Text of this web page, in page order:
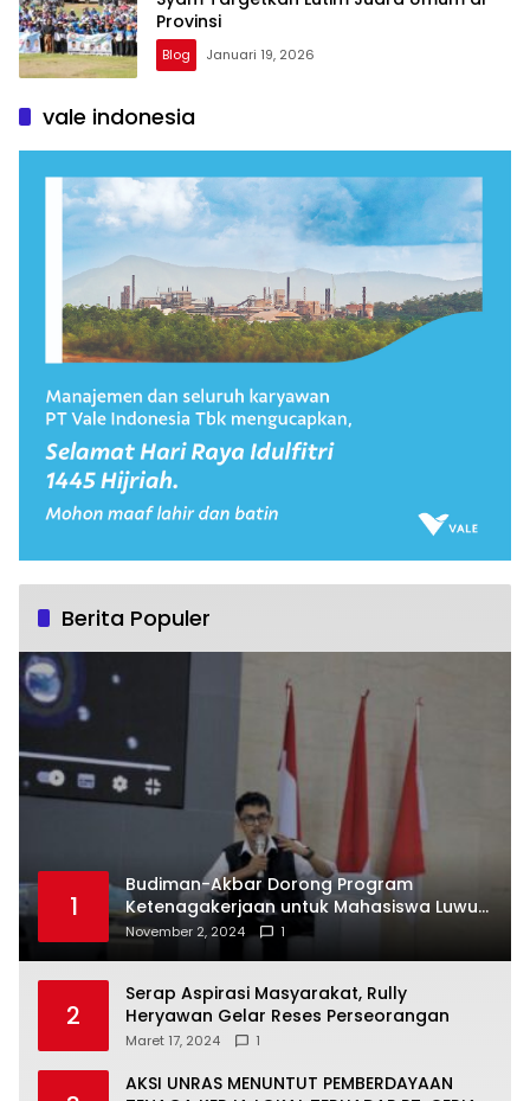
Provinsi
Blog Januari 19, 2026
vale indonesia
Berita Populer
1
Budiman-Akbar Dorong Program
Ketenagakerjaan untuk Mahasiswa Luwu
Timur, Juru Bicara: Ini Peluang Nyata bagi
November 2, 2024 1
2
Serap Aspirasi Masyarakat, Rully
Heryawan Gelar Reses Perseorangan
Maret 17, 2024 1
AKSI UNRAS MENUNTUT PEMBERDAYAAN